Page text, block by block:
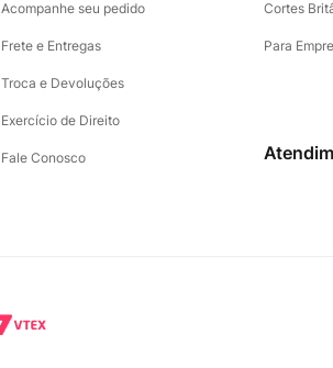
Acompanhe seu pedido
Frete e Entregas
Troca e Devoluções
Exercício de Direito
Fale Conosco
Cortes
Para